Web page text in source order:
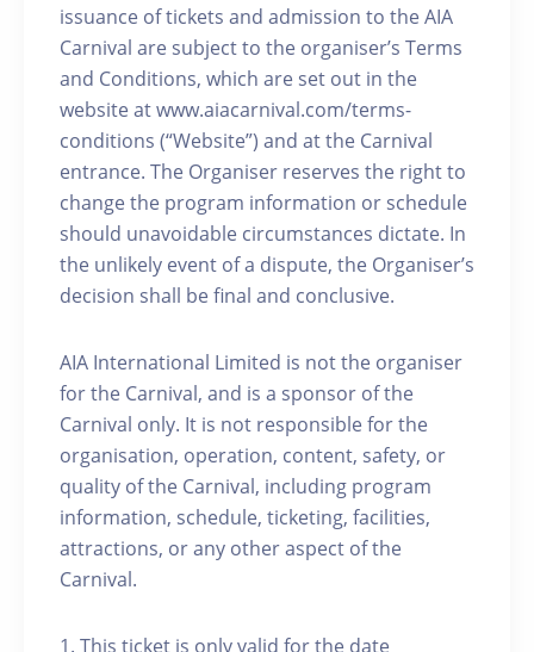
issuance of tickets and admission to the AIA
Carnival are subject to the organiser’s Terms
and Conditions, which are set out in the
website at www.aiacarnival.com/terms-
conditions (“Website”) and at the Carnival
entrance. The Organiser reserves the right to
change the program information or schedule
should unavoidable circumstances dictate. In
the unlikely event of a dispute, the Organiser’s
decision shall be final and conclusive.
AIA International Limited is not the organiser
for the Carnival, and is a sponsor of the
Carnival only. It is not responsible for the
organisation, operation, content, safety, or
quality of the Carnival, including program
information, schedule, ticketing, facilities,
attractions, or any other aspect of the
Carnival.
1. This ticket is only valid for the date